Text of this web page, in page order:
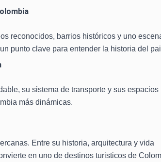
reconocidos, barrios históricos y uno
punto clave para entender la historia del
su sistema de transporte y sus espacios
más dinámicas.
Entre su historia, arquitectura y vida
en uno de destinos turisticos de